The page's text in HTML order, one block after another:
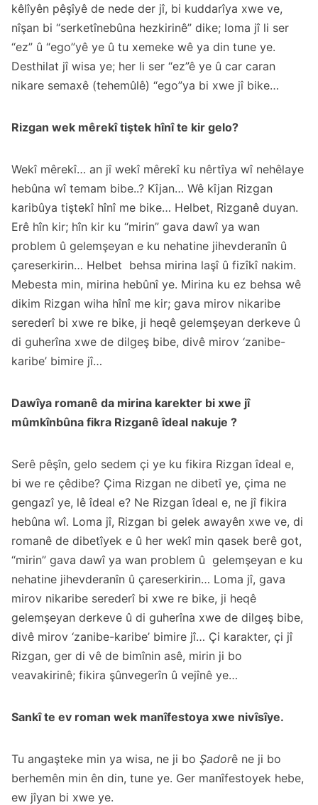
kêlîyên pêşîyê de nede der jî, bi kuddarîya xwe ve,
nîşan bi “serketînebûna hezkirinê” dike; loma jî li ser
“ez” û “ego”yê ye û tu xemeke wê ya din tune ye.
Desthilat jî wisa ye; her li ser “ez”ê ye û car caran
nikare semaxê (tehemûlê) “ego”ya bi xwe jî bike…
Rizgan wek mêrekî tiştek hînî te kir gelo?
Wekî mêrekî… an jî wekî mêrekî ku nêrtîya wî nehêlaye
hebûna wî temam bibe..? Kîjan… Wê kîjan Rizgan
karibûya tiştekî hînî me bike… Helbet, Rizganê duyan.
Erê hîn kir; hîn kir ku “mirin” gava dawî ya wan
problem û gelemşeyan e ku nehatine jihevderanîn û
çareserkirin… Helbet behsa mirina laşî û fizîkî nakim.
Mebesta min, mirina hebûnî ye. Mirina ku ez behsa wê
dikim Rizgan wiha hînî me kir; gava mirov nikaribe
serederî bi xwe re bike, ji heqê gelemşeyan derkeve û
di guherîna xwe de dilgeş bibe, divê mirov ‘zanibe-
karibe’ bimire jî…
Dawîya romanê da mirina karekter bi xwe jî
mûmkînbûna fikra Rizganê îdeal nakuje ?
Serê pêşîn, gelo sedem çi ye ku fikira Rizgan îdeal e,
bi we re çêdibe? Çima Rizgan ne dibetî ye, çima ne
gengazî ye, lê îdeal e? Ne Rizgan îdeal e, ne jî fikira
hebûna wî. Loma jî, Rizgan bi gelek awayên xwe ve, di
romanê de dibetîyek e û her wekî min qasek berê got,
“mirin” gava dawî ya wan problem û gelemşeyan e ku
nehatine jihevderanîn û çareserkirin… Loma jî, gava
mirov nikaribe serederî bi xwe re bike, ji heqê
gelemşeyan derkeve û di guherîna xwe de dilgeş bibe,
divê mirov ‘zanibe-karibe’ bimire jî… Çi karakter, çi jî
Rizgan, ger di vê de bimînin asê, mirin ji bo
veavakirinê; fikira şûnvegerîn û vejînê ye…
Sankî te ev roman wek manîfestoya xwe nivîsîye.
Tu angaşteke min ya wisa, ne ji bo Şadorê ne ji bo
berhemên min ên din, tune ye. Ger manîfestoyek hebe,
ew jîyan bi xwe ye.